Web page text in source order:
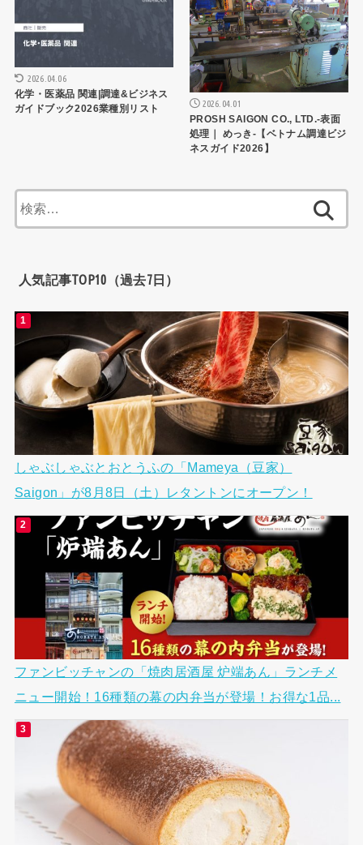
2026.04.06
化学・医薬品 関連|調達&ビジネス
ガイドブック2026業種別リスト
2026.04.01
PROSH SAIGON CO., LTD.-表面
処理｜ めっき-【ベトナム調達ビジ
ネスガイド2026】
索:
人気記事TOP10（過去7日）
しゃぶしゃぶとおとうふの「Mameya（豆家）
Saigon」が8月8日（土）レタントンにオープン！
ファンビッチャンの「焼肉居酒屋 炉端あん」ランチメ
ニュー開始！16種類の幕の内弁当が登場！お得な1品...